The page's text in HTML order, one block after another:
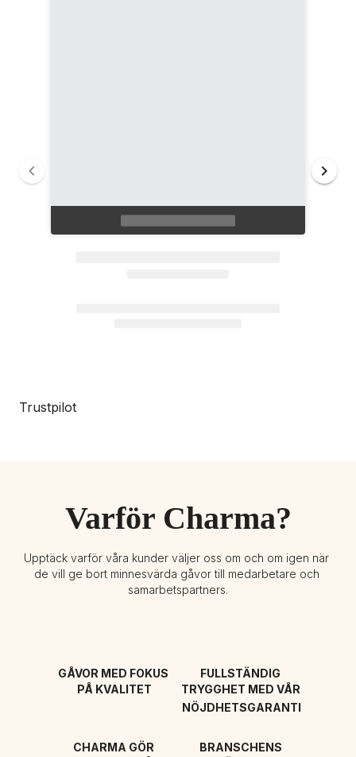
Trustpilot
Varför Charma?
Upptäck varför våra kunder väljer oss om och om igen när
de vill ge bort minnesvärda gåvor till medarbetare och
samarbetspartners.
GÅVOR MED FOKUS
PÅ KVALITET
FULLSTÄNDIG
TRYGGHET MED VÅR
NÖJDHETSGARANTI
CHARMA GÖR
BRANSCHENS